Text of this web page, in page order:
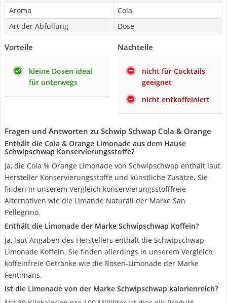
Aroma
Cola
Art der Abfüllung
Dose
Vorteile
kleine Dosen ideal
für unterwegs
Nachteile
nicht für Cocktails
geeignet
nicht entkoffeiniert
Fragen und Antworten zu Schwip Schwap Cola & Orange
Enthält die Cola & Orange Limonade aus dem Hause
Schwipschwap Konservierungsstoffe?
Ja, die Cola % Orange Limonade von Schwipschwap enthält laut
Hersteller Konservierungsstoffe und künstliche Zusätze. Sie
finden in unserem Vergleich konservierungsstofffreie
Alternativen wie die Limande Naturali der Marke San
Pellegrino.
Enthält die Limonade der Marke Schwipschwap Koffein?
Ja, laut Angaben des Herstellers enthält die Schwipschwap
Limonade Koffein. Sie finden allerdings in unserem Vergleich
koffeinfreie Getränke wie die Rosen-Limonade der Marke
Fentimans.
Ist die Limonade von der Marke Schwipschwap kalorienreich?